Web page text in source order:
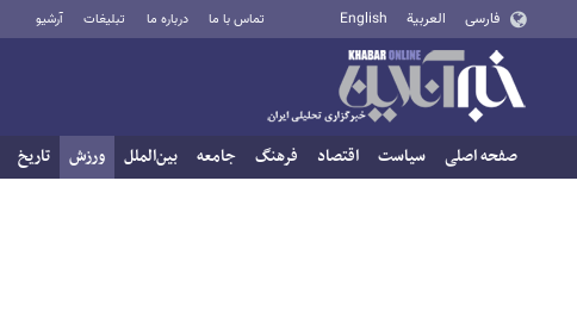
فارسی العربية English تماس با ما درباره ما تبلیغات آرشیو
صفحه اصلی سیاست اقتصاد فرهنگ جامعه بین‌الملل ورزش تاریخ